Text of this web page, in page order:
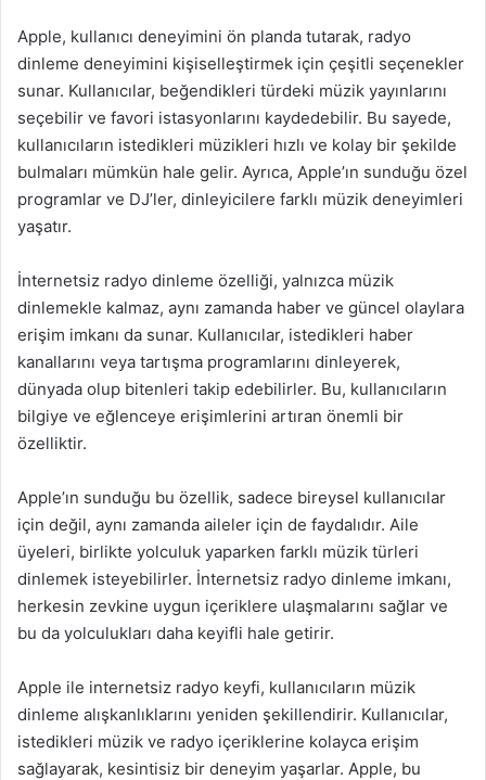
Apple, kullanıcı deneyimini ön planda tutarak, radyo
dinleme deneyimini kişiselleştirmek için çeşitli seçenekler
sunar. Kullanıcılar, beğendikleri türdeki müzik yayınlarını
seçebilir ve favori istasyonlarını kaydedebilir. Bu sayede,
kullanıcıların istedikleri müzikleri hızlı ve kolay bir şekilde
bulmaları mümkün hale gelir. Ayrıca, Apple’ın sunduğu özel
programlar ve DJ’ler, dinleyicilere farklı müzik deneyimleri
yaşatır.
İnternetsiz radyo dinleme özelliği, yalnızca müzik
dinlemekle kalmaz, aynı zamanda haber ve güncel olaylara
erişim imkanı da sunar. Kullanıcılar, istedikleri haber
kanallarını veya tartışma programlarını dinleyerek,
dünyada olup bitenleri takip edebilirler. Bu, kullanıcıların
bilgiye ve eğlenceye erişimlerini artıran önemli bir
özelliktir.
Apple’ın sunduğu bu özellik, sadece bireysel kullanıcılar
için değil, aynı zamanda aileler için de faydalıdır. Aile
üyeleri, birlikte yolculuk yaparken farklı müzik türleri
dinlemek isteyebilirler. İnternetsiz radyo dinleme imkanı,
herkesin zevkine uygun içeriklere ulaşmalarını sağlar ve
bu da yolculukları daha keyifli hale getirir.
Apple ile internetsiz radyo keyfi, kullanıcıların müzik
dinleme alışkanlıklarını yeniden şekillendirir. Kullanıcılar,
istedikleri müzik ve radyo içeriklerine kolayca erişim
sağlayarak, kesintisiz bir deneyim yaşarlar. Apple, bu